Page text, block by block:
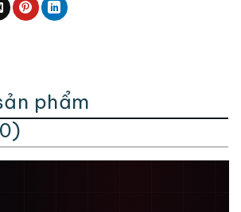
phẩm